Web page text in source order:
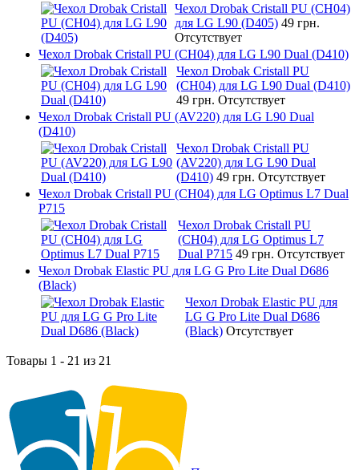
Чехол Drobak Cristall PU (CH04)
для LG L90 (D405) 49 грн.
Отсутствует
Чехол Drobak Cristall PU (CH04) для LG L90 Dual (D410)
Чехол Drobak Cristall PU
(CH04) для LG L90 Dual (D410)
49 грн. Отсутствует
Чехол Drobak Cristall PU (AV220) для LG L90 Dual
(D410)
Чехол Drobak Cristall PU
(AV220) для LG L90 Dual
(D410) 49 грн. Отсутствует
Чехол Drobak Cristall PU (CH04) для LG Optimus L7 Dual
P715
Чехол Drobak Cristall PU
(CH04) для LG Optimus L7
Dual P715 49 грн. Отсутствует
Чехол Drobak Elastic PU для LG G Pro Lite Dual D686
(Black)
Чехол Drobak Elastic PU для
LG G Pro Lite Dual D686
(Black) Отсутствует
Товары 1 - 21 из 21